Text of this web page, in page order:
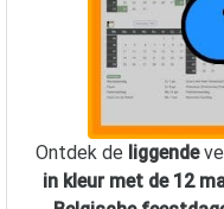
Ontdek de liggende
in kleur met de 12